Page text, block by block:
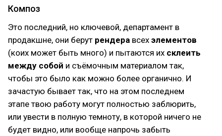
Композ
Это последний, но ключевой, департамент в
продакшне, они берут рендера всех элементов
(коих может быть много) и пытаются их склеить
между собой и съёмочным материалом так,
чтобы это было как можно более органично. И
зачастую бывает так, что на этом последнем
этапе твою работу могут полностью заблюрить,
или увести в полную темноту, в которой ничего не
будет видно, или вообще напрочь забыть